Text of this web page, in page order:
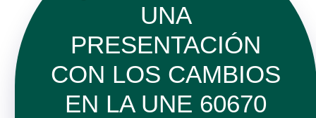
UNA
PRESENTACIÓN
CON LOS CAMBIOS
EN LA UNE 60670